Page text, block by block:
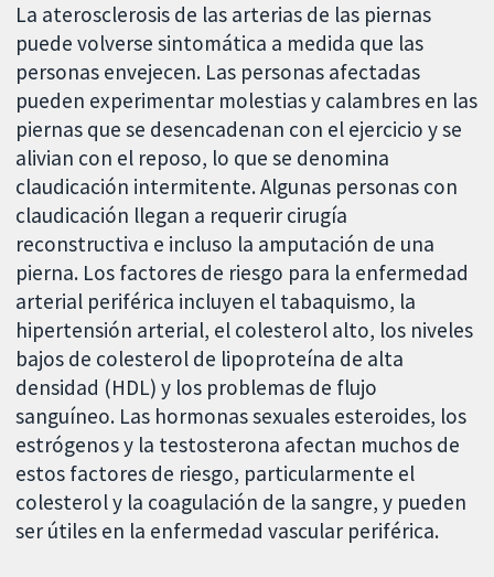
La aterosclerosis de las arterias de las piernas
puede volverse sintomática a medida que las
personas envejecen. Las personas afectadas
pueden experimentar molestias y calambres en las
piernas que se desencadenan con el ejercicio y se
alivian con el reposo, lo que se denomina
claudicación intermitente. Algunas personas con
claudicación llegan a requerir cirugía
reconstructiva e incluso la amputación de una
pierna. Los factores de riesgo para la enfermedad
arterial periférica incluyen el tabaquismo, la
hipertensión arterial, el colesterol alto, los niveles
bajos de colesterol de lipoproteína de alta
densidad (HDL) y los problemas de flujo
sanguíneo. Las hormonas sexuales esteroides, los
estrógenos y la testosterona afectan muchos de
estos factores de riesgo, particularmente el
colesterol y la coagulación de la sangre, y pueden
ser útiles en la enfermedad vascular periférica.